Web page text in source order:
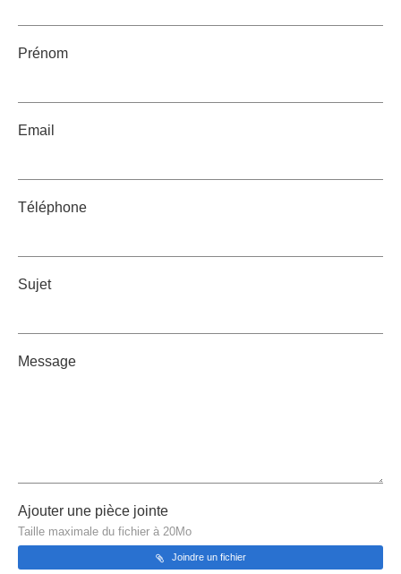
Prénom
Email
Téléphone
Sujet
Message
Ajouter une pièce jointe
Taille maximale du fichier à 20Mo
Joindre un fichier